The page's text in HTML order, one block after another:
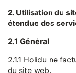
2. Utilisation du
étendue des
2.1 Général
2.1.1 Holidu ne
du site web.